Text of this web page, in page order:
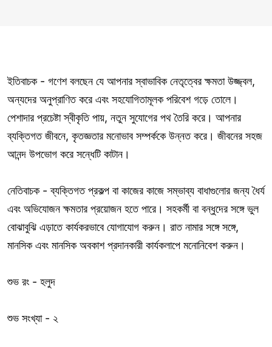
ইতিবাচক - গণেশ বলছেন যে আপনার স্বাভাবিক নেতৃত্বের ক্ষমতা উজ্জ্বল,
অন্যদের অনুপ্রাণিত করে এবং সহযোগিতামূলক পরিবেশ গড়ে তোলে।
পেশাদার প্রচেষ্টা স্বীকৃতি পায়, নতুন সুযোগের পথ তৈরি করে। আপনার
ব্যক্তিগত জীবনে, কৃতজ্ঞতার মনোভাব সম্পর্ককে উন্নত করে। জীবনের সহজ
আনন্দ উপভোগ করে সন্ধেটি কাটান।
নেতিবাচক - ব্যক্তিগত প্রকল্প বা কাজের কাজে সম্ভাব্য বাধাগুলোর জন্য ধৈর্য
এবং অভিযোজন ক্ষমতার প্রয়োজন হতে পারে। সহকর্মী বা বন্ধুদের সঙ্গে ভুল
বোঝাবুঝি এড়াতে কার্যকরভাবে যোগাযোগ করুন। রাত নামার সঙ্গে সঙ্গে,
মানসিক এবং মানসিক অবকাশ প্রদানকারী কার্যকলাপে মনোনিবেশ করুন।
শুভ রং - হলুদ
শুভ সংখ্যা - ২